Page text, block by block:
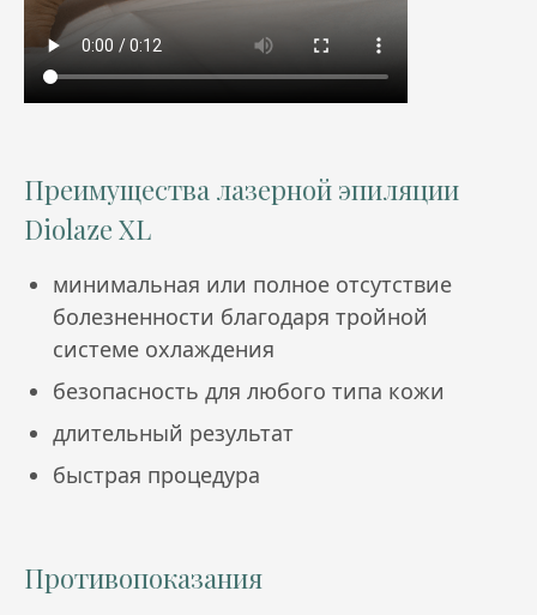
Преимущества лазерной эпиляции
Diolaze XL
минимальная или полное отсутствие
болезненности благодаря тройной
системе охлаждения
безопасность для любого типа кожи
длительный результат
быстрая процедура
Противопоказания